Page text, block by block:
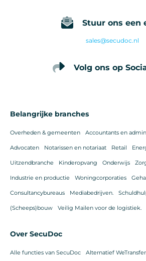
Stuur ons een
sales@secudoc.nl
Volg ons op
Belangrijke branches
Overheden & gemeenten Accountants en
Advocaten Notarissen en notariaat Retail
Uitzendbranche Kinderopvang Onderwijs
Industrie en productie Woningcorporaties
Consultancybureaus Mediabedrijven.
(Scheeps)bouw Veilig Mailen voor de logistiek.
Over SecuDoc
Alle functies van SecuDoc Alternatief WeTransfer